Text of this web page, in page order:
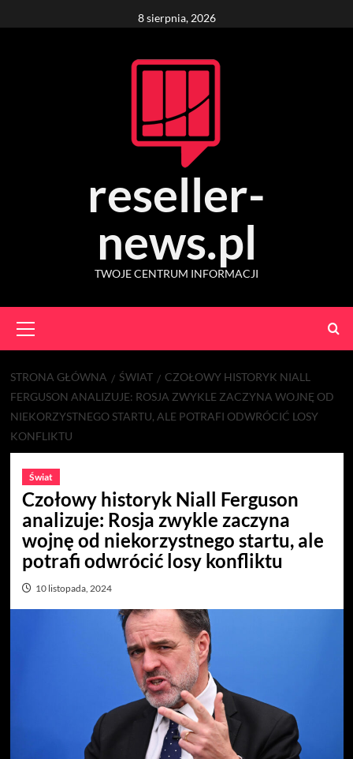
to
8 sierpnia, 2026
reseller-
news.pl
TWOJE CENTRUM INFORMACJI
Menu
STRONA GŁÓWNA ŚWIAT
CZOŁOWY HISTORYK NIALL
FERGUSON ANALIZUJE: ROSJA ZWYKLE ZACZYNA WOJNĘ OD
NIEKORZYSTNEGO STARTU, ALE POTRAFI ODWRÓCIĆ LOSY
KONFLIKTU
Świat
Czołowy historyk Niall Ferguson
analizuje: Rosja zwykle zaczyna
wojnę od niekorzystnego startu, ale
potrafi odwrócić losy konfliktu
10 listopada, 2024